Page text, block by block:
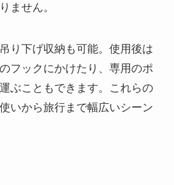
ません。
り下げ収納も可能。使用後は
フックにかけたり、専用のポ
ぶこともできます。これらの
いから旅行まで幅広いシーン